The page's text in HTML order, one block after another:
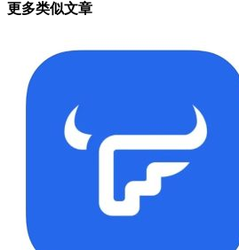
导
更多类似文章